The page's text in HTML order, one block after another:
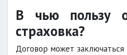
В чью пользу
страховка?
Договор может заключаться